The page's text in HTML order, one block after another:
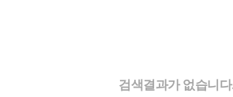
검색결과가 없습니